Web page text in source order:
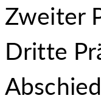
Zweiter
Dritte